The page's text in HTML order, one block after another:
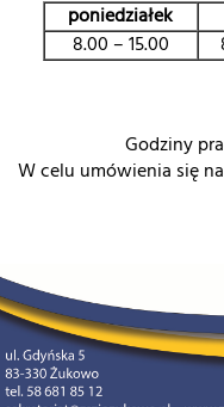
poniedziałek
8.00 – 15.00
Godziny
W celu umówienia się